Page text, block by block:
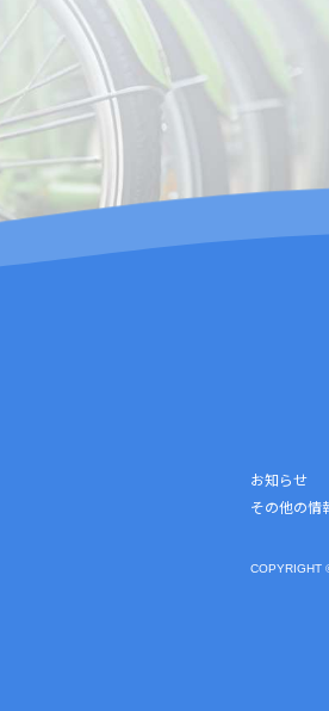
お知らせ
その他の情
COPYRIGHT